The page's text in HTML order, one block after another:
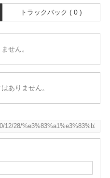
トラックバック ( 0 )
せん。
ありません。